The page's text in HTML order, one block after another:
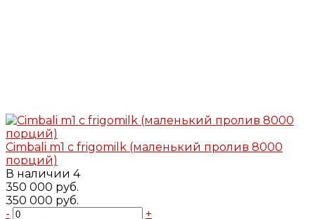
Cimbali m1 с frigomilk (маленький пролив 8000
порций)
В наличии 4
350 000 руб.
350 000 руб.
-
+